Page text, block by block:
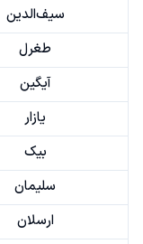
سیف‌الدین
طغرل
آیگین
یازار
بیک
سلیمان
ارسلان